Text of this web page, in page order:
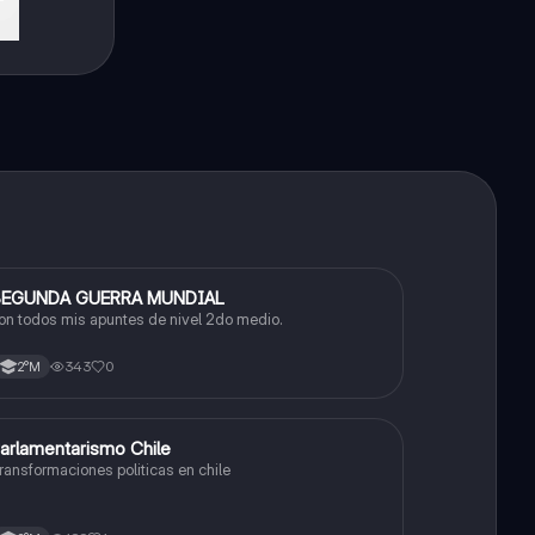
Historia GUERRA MUNDIAL
todos mis apuntes de nivel 2do medio.
2°M 343 0
Historia Chile
politicas en chile